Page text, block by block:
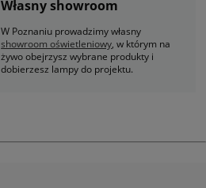
Własny showroom
W Poznaniu prowadzimy własny
showroom oświetleniowy, w którym na
żywo obejrzysz wybrane produkty i
dobierzesz lampy do projektu.